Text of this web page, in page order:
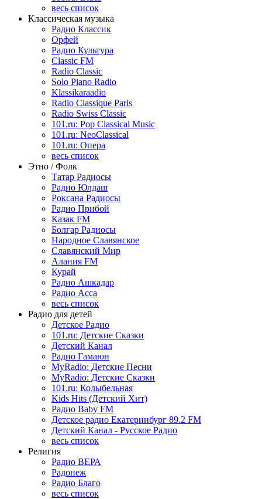
весь список
Классическая музыка
Радио Классик
Орфей
Радио Культура
Classic FM
Radio Classic
Solo Piano Radio
Klassikaraadio
Radio Classique Paris
Radio Swiss Classic
101.ru: Pop Classical Music
101.ru: NeoClassical
101.ru: Опера
весь список
Этно / Фолк
Татар Радиосы
Радио Юлдаш
Роксана Радиосы
Радио Прибой
Казак FM
Болгар Радиосы
Народное Славянское
Славянский Мир
Алания FM
Курай
Радио Ашкадар
Радио Асса
весь список
Радио для детей
Детское Радио
101.ru: Детские Сказки
Детский Канал
Радио Гамаюн
MyRadio: Детские Песни
MyRadio: Детские Сказки
101.ru: Колыбельная
Kids Hits (Детский Хит)
Радио Baby FM
Детское радио Екатеринбург 89.2 FM
Детский Канал - Русское Радио
весь список
Религия
Радио ВЕРА
Радонеж
Радио Благо
весь список